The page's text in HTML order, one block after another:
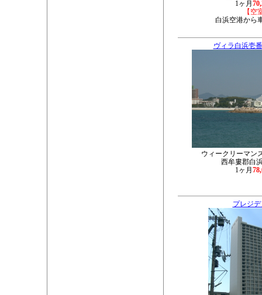
1ヶ月
【空
白浜空港から
ヴィラ白浜壱
ウィークリーマン
西牟婁郡白
1ヶ月
プレジ